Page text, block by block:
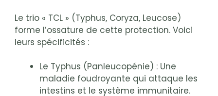
Le trio « TCL » (Typhus, Coryza, Leucose)
forme l’ossature de cette protection. Voici
leurs spécificités :
Le Typhus (Panleucopénie) : Une
maladie foudroyante qui attaque les
intestins et le système immunitaire.